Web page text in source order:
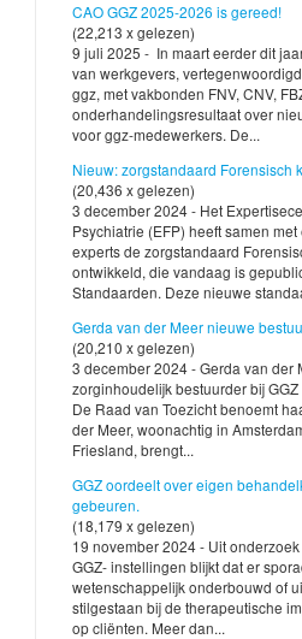
CAO GGZ 2025-2026 is gereed!
(22,213 x gelezen)
9 juli 2025 - In maart eerder dit
van werkgevers,
ggz, met vakbonden FNV, CNV,
onderhandelingsresultaat over
voor ggz-medewerkers. De...
Nieuw: zorgstandaard Forensisch
(20,436 x gelezen)
3 december 2024 - Het
Psychiatrie (EFP) heeft samen
experts de zorgstandaard
ontwikkeld, die vandaag is
Standaarden. Deze nieuwe
Gerda van der Meer nieuwe
(20,210 x gelezen)
3 december 2024 - Gerda van der
zorginhoudelijk bestuurder bij
De Raad van Toezicht benoemt
der Meer, woonachtig in
Friesland, brengt...
GGZ oordeelt over eigen
gebeuren.
(18,179 x gelezen)
19 november 2024 - Uit
GGZ- instellingen blijkt dat er
wetenschappelijk onderbouwd of
stilgestaan bij de therapeutische
op cliënten. Meer dan...